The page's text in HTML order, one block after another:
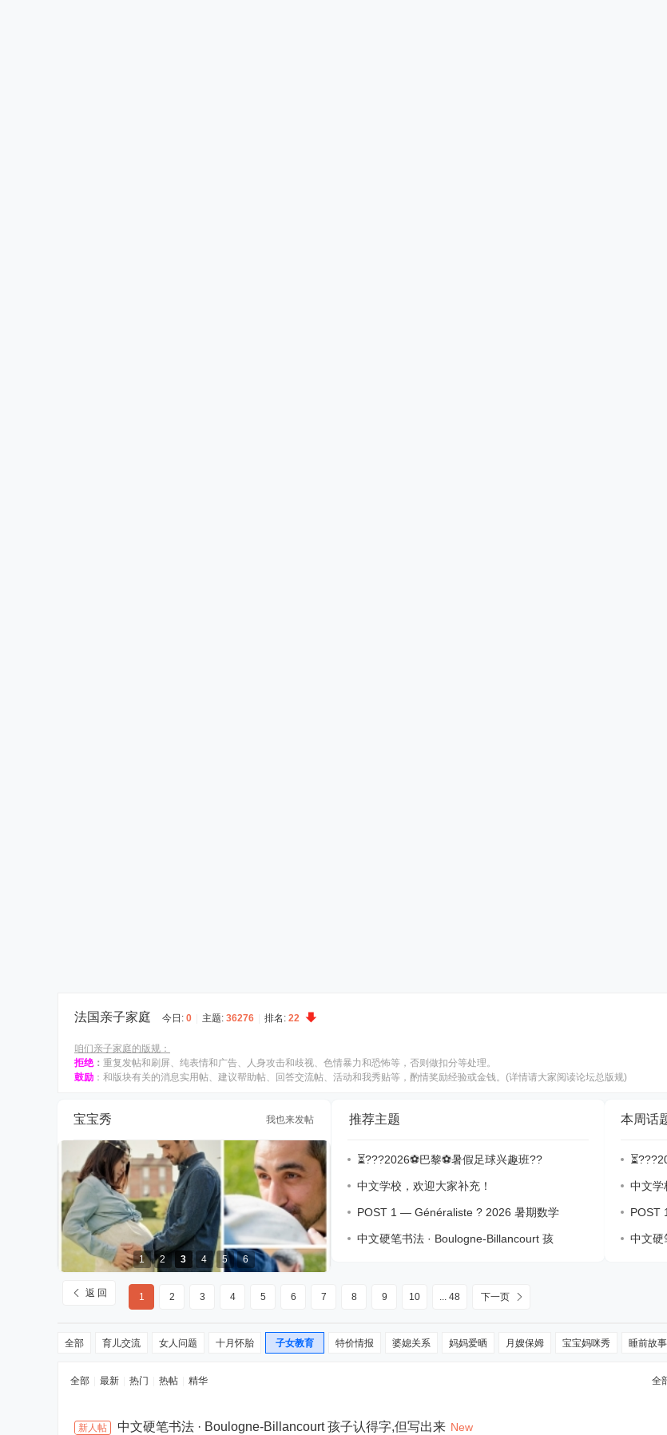
法国亲子家庭 今日: 0 主题: 36276 排名: 22
咱们亲子家庭的版规：
拒绝： 重复发帖和刷屏、纯表情和广告、人身攻击和歧视、色情暴力和恐怖等，否则做扣分等处理。
鼓励 ：和版块有关的消息实用帖、建议帮助帖、回答交流帖、活动和我秀贴等，酌情奖励经验或金钱。(详情请大家阅读论坛总版规)
宝宝秀 我也来发帖
198欧孕妇照，亲子照，百日照，内有样片
1 2 3 4 5 6
推荐主题
⏳???2026⚽巴黎⚽暑假足球兴趣班?‍?
中文学校，欢迎大家补充！
POST 1 — Généraliste ? 2026 暑期数学
中文硬笔书法 · Boulogne-Billancourt 孩
本周话
中文学
POST
中文硬
返 回 1 2 3 4 5 6 7 8 9 10 ... 48 下一页
全部 育儿交流 女人问题 十月怀胎 子女教育 特价情报 婆媳关系 妈妈爱晒 月嫂保姆 宝宝妈咪秀 睡前故事
全
全部 最新 热门 热帖 精华
新人帖 中文硬笔书法 · Boulogne-Billancourt 孩子认得字,但写出来 New